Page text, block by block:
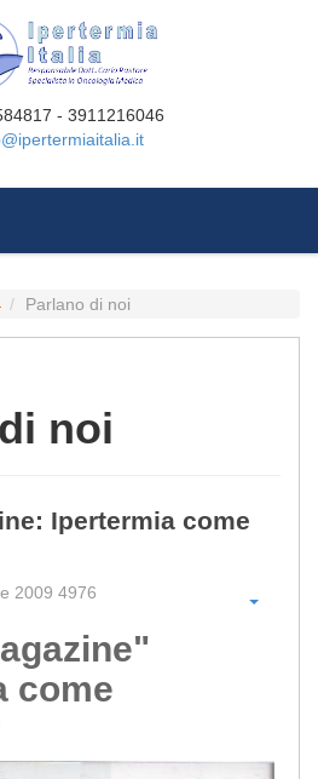
- 3911216046
Parlano di noi
noi
Ipertermia come
2009 4976
come